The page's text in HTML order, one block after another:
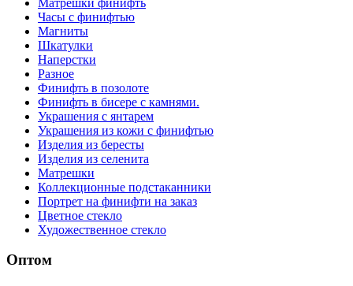
Часы с финифтью
Магниты
Шкатулки
Наперстки
Разное
Финифть в позолоте
Финифть в бисере с камнями.
Украшения с янтарем
Украшения из кожи с финифтью
Изделия из бересты
Изделия из селенита
Матрешки
Коллекционные подстаканники
Портрет на финифти на заказ
Цветное стекло
Художественное стекло
Оптом